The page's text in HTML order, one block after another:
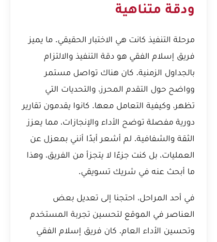
ودقة متناهية
مرحلة التنفيذ كانت هي الاختبار الحقيقي. ما يميز
فريق إسلام الفقي هو دقة التنفيذ والالتزام
بالجداول الزمنية. كان هناك تواصل مستمر
وواضح حول التقدم المحرز، والتحديات التي
تظهر، وكيفية التعامل معها. كانوا يقدمون تقارير
دورية مفصلة توضح الأداء والإنجازات، مما يعزز
الثقة والشفافية. لم أشعر أبدًا أنني بمعزل عن
العمليات، بل كنت جزءًا لا يتجزأ من الفريق، وهذا
ما أبحث عنه في شريك تسويقي.
في أحد المراحل، احتجنا إلى تعديل بعض
العناصر في الموقع لتحسين تجربة المستخدم
وتحسين الأداء العام. كان فريق إسلام الفقي